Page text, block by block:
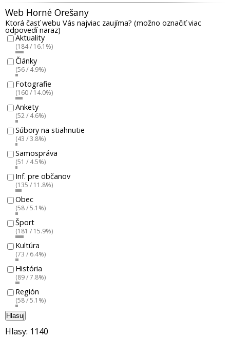
Web Horné Orešany
Ktorá časť webu Vás najviac zaujíma? (možno označiť viac
odpovedí naraz)
Aktuality
(184 / 16.1%)
Články
(56 / 4.9%)
Fotografie
(160 / 14.0%)
Ankety
(52 / 4.6%)
Súbory na stiahnutie
(43 / 3.8%)
Samospráva
(51 / 4.5%)
Inf. pre občanov
(135 / 11.8%)
Obec
(58 / 5.1%)
Šport
(181 / 15.9%)
Kultúra
(73 / 6.4%)
História
(89 / 7.8%)
Región
(58 / 5.1%)
Hlasuj
Hlasy: 1140